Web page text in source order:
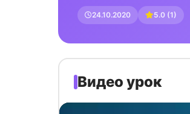
24.10.2020 5.0 (1)
Видео урок